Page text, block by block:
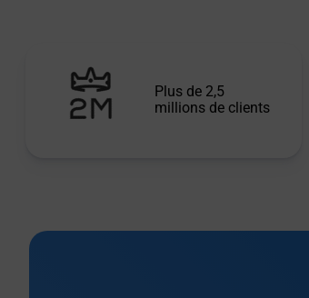
Plus de 2,5
millions de clients